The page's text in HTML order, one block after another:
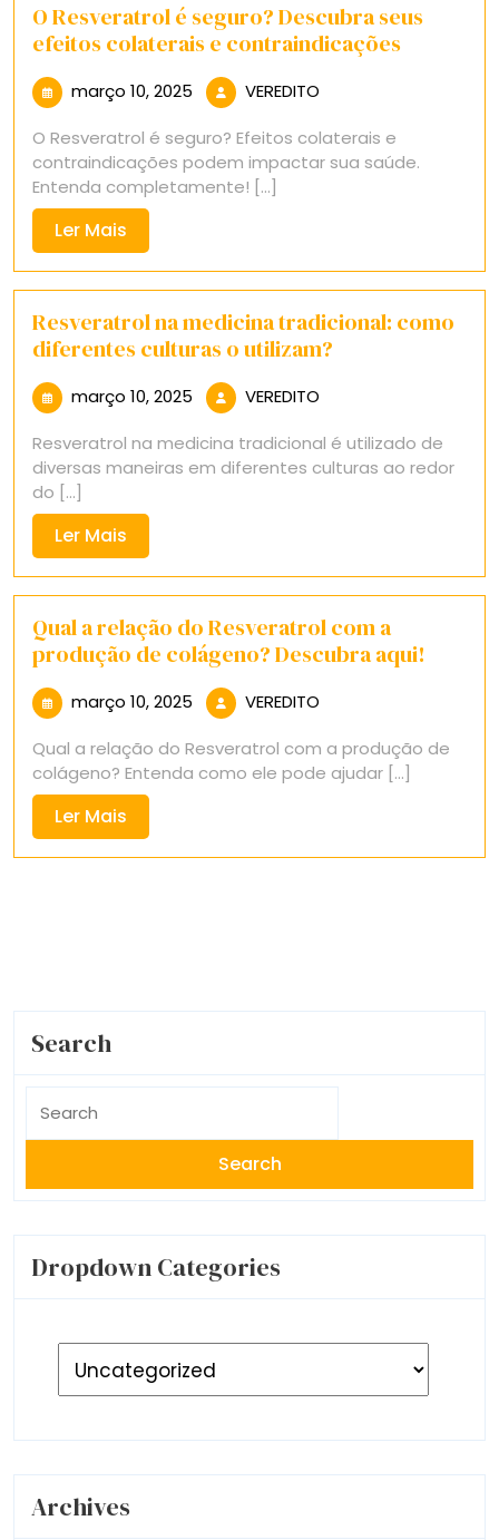
O Resveratrol é seguro? Descubra seus
efeitos colaterais e contraindicações
março 10, 2025 março
2025
VEREDITO
O Resveratrol é seguro? Efeitos colaterais e
contraindicações podem impactar sua saúde.
Entenda completamente! [...]
Ler Mais
Mais
Resveratrol na medicina tradicional: como
diferentes culturas o utilizam?
março 10, 2025 março
2025
VEREDITO
Resveratrol na medicina tradicional é utilizado de
diversas maneiras em diferentes culturas ao redor
do [...]
Ler Mais
Mais
Qual a relação do Resveratrol com a
produção de colágeno? Descubra aqui!
março 10, 2025 março
2025
VEREDITO
Qual a relação do Resveratrol com a produção de
colágeno? Entenda como ele pode ajudar [...]
Ler Mais
Mais
Search
for:
Dropdown Categories
Archives